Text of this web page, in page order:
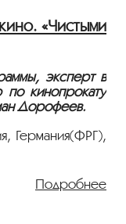
«Чистыми
эксперт в
по кинопрокату
Дорофеев.
Германия(ФРГ),
Добреску,
Джордже
Подробнее